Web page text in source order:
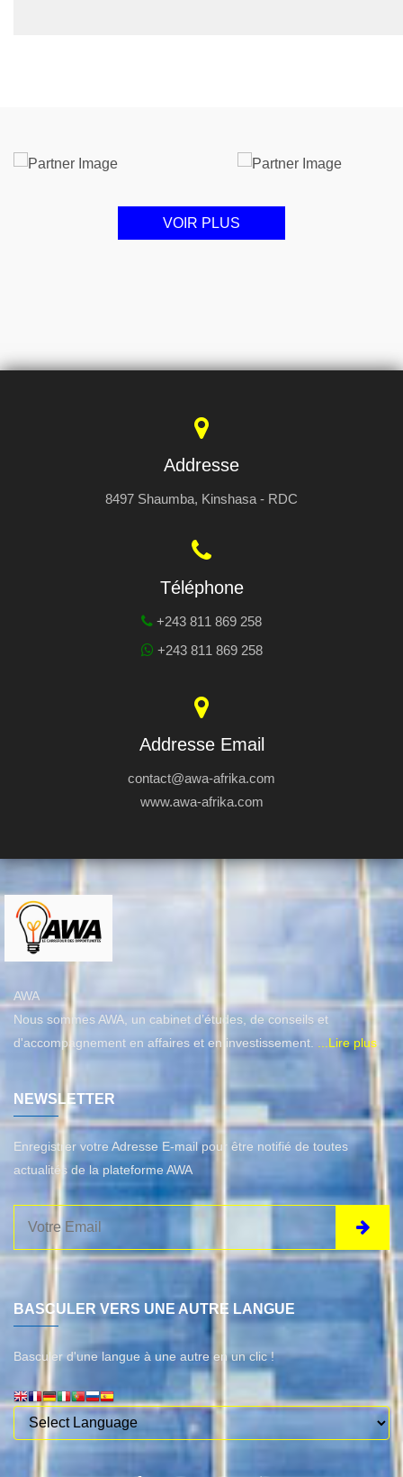
VOIR PLUS
Addresse
8497 Shaumba, Kinshasa - RDC
Téléphone
+243 811 869 258
+243 811 869 258
Addresse Email
contact@awa-afrika.com
www.awa-afrika.com
AWA
Nous sommes AWA, un cabinet d’études, de conseils et
d'accompagnement en affaires et en investissement. ...Lire plus
NEWSLETTER
Enregistrer votre Adresse E-mail pour être notifié de toutes
actualités de la plateforme AWA
BASCULER VERS UNE AUTRE LANGUE
Basculer d'une langue à une autre en un clic !